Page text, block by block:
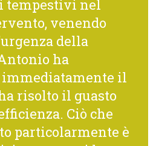
tempestivi nel
venendo
della
ha
il
risolto il guasto
Ciò che
particolarmente è